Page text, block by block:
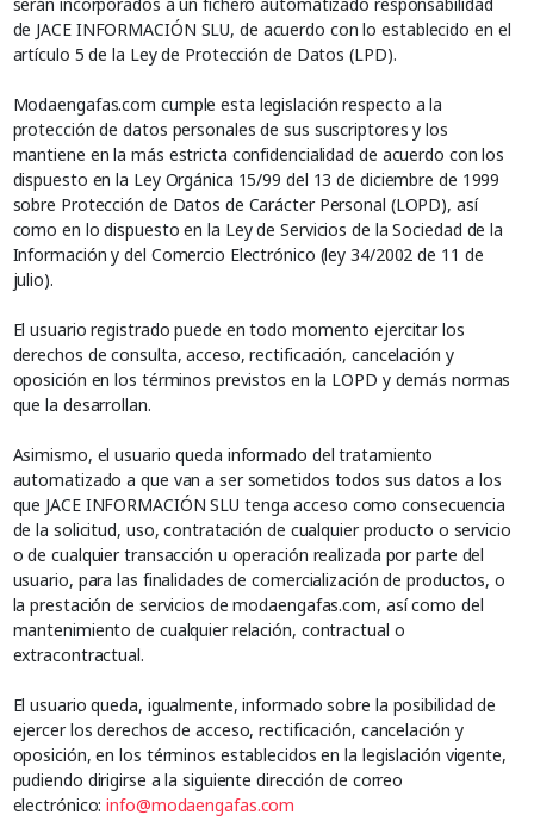
serán incorporados a un fichero automatizado responsabilidad
de JACE INFORMACIÓN SLU, de acuerdo con lo establecido en el
artículo 5 de la Ley de Protección de Datos (LPD).
Modaengafas.com cumple esta legislación respecto a la
protección de datos personales de sus suscriptores y los
mantiene en la más estricta confidencialidad de acuerdo con los
dispuesto en la Ley Orgánica 15/99 del 13 de diciembre de 1999
sobre Protección de Datos de Carácter Personal (LOPD), así
como en lo dispuesto en la Ley de Servicios de la Sociedad de la
Información y del Comercio Electrónico (ley 34/2002 de 11 de
julio).
El usuario registrado puede en todo momento ejercitar los
derechos de consulta, acceso, rectificación, cancelación y
oposición en los términos previstos en la LOPD y demás normas
que la desarrollan.
Asimismo, el usuario queda informado del tratamiento
automatizado a que van a ser sometidos todos sus datos a los
que JACE INFORMACIÓN SLU tenga acceso como consecuencia
de la solicitud, uso, contratación de cualquier producto o servicio
o de cualquier transacción u operación realizada por parte del
usuario, para las finalidades de comercialización de productos, o
la prestación de servicios de modaengafas.com, así como del
mantenimiento de cualquier relación, contractual o
extracontractual.
El usuario queda, igualmente, informado sobre la posibilidad de
ejercer los derechos de acceso, rectificación, cancelación y
oposición, en los términos establecidos en la legislación vigente,
pudiendo dirigirse a la siguiente dirección de correo
electrónico:info@modaengafas.com